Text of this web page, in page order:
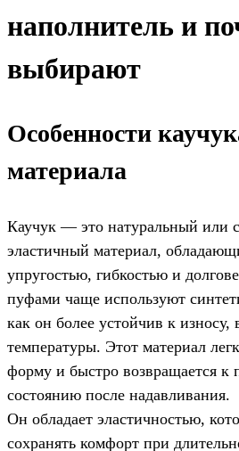
наполнитель и
выбирают
Особенности
материала
Каучук — это натуральный или
эластичный материал,
упругостью, гибкостью и
пуфами чаще используют
как он более устойчив к износу,
температуры. Этот материал
форму и быстро возвращается к
состоянию после надавливания.
Он обладает эластичностью,
сохранять комфорт при